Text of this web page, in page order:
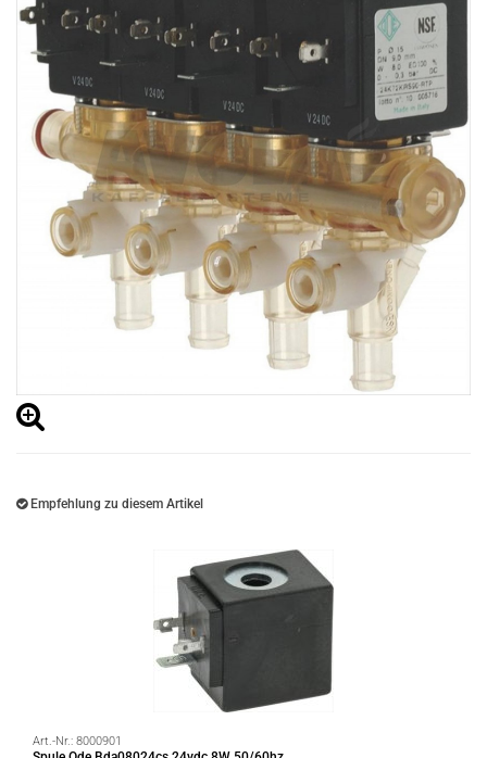
Empfehlung zu diesem Artikel
Art.-Nr.: 8000901